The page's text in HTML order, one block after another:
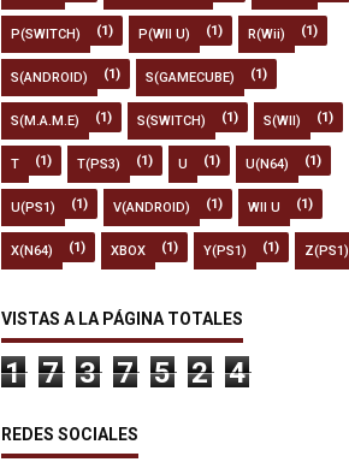
P(SWITCH) (1) P(WII U) (1) R(Wii) (1)
S(ANDROID) (1) S(GAMECUBE) (1)
S(M.A.M.E) (1) S(SWITCH) (1) S(WII) (1)
T (1) T(PS3) (1) U (1) U(N64) (1)
U(PS1) (1) V(ANDROID) (1) WII U (1)
X(N64) (1) XBOX (1) Y(PS1) (1) Z(PS1)
VISTAS A LA PÁGINA TOTALES
1 7 3 7 5 2 4
REDES SOCIALES